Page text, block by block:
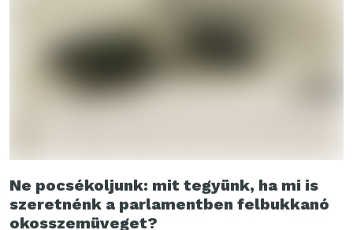
Ne pocsékoljunk: mit tegyünk, ha mi is
szeretnénk a parlamentben felbukkanó
okosszemüveget?